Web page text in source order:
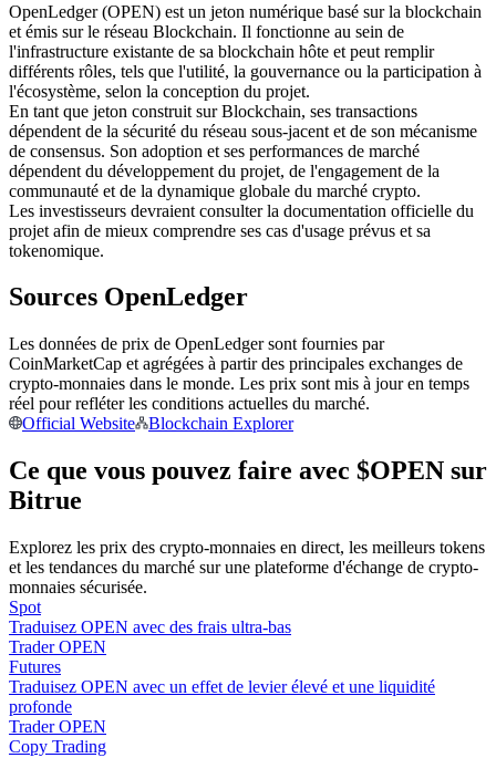
Copie de Trading
Rejoignez les meilleurs traders
Profitez du partage des bénéfices et des commissions de copy
trading
Analyse de mégadonnées, y compris des informations
commerciales, etc.
OpenLedger (OPEN) est un jeton numérique basé sur la blockchain
et émis sur le réseau Blockchain. Il fonctionne au sein de
l'infrastructure existante de sa blockchain hôte et peut remplir
différents rôles, tels que l'utilité, la gouvernance ou la participation à
l'écosystème, selon la conception du projet.
En tant que jeton construit sur Blockchain, ses transactions
dépendent de la sécurité du réseau sous-jacent et de son mécanisme
de consensus. Son adoption et ses performances de marché
dépendent du développement du projet, de l'engagement de la
communauté et de la dynamique globale du marché crypto.
Les investisseurs devraient consulter la documentation officielle du
projet afin de mieux comprendre ses cas d'usage prévus et sa
tokenomique.
Sources OpenLedger
Les données de prix de OpenLedger sont fournies par
CoinMarketCap et agrégées à partir des principales exchanges de
crypto-monnaies dans le monde. Les prix sont mis à jour en temps
réel pour refléter les conditions actuelles du marché.
Official Website
Blockchain Explorer
Ce que vous pouvez faire avec $OPEN sur
Bitrue
Explorez les prix des crypto-monnaies en direct, les meilleurs tokens
et les tendances du marché sur une plateforme d'échange de crypto-
monnaies sécurisée.
Spot
Traduisez OPEN avec des frais ultra-bas
Trader OPEN
Futures
Traduisez OPEN avec un effet de levier élevé et une liquidité
profonde
Trader OPEN
Copy Trading